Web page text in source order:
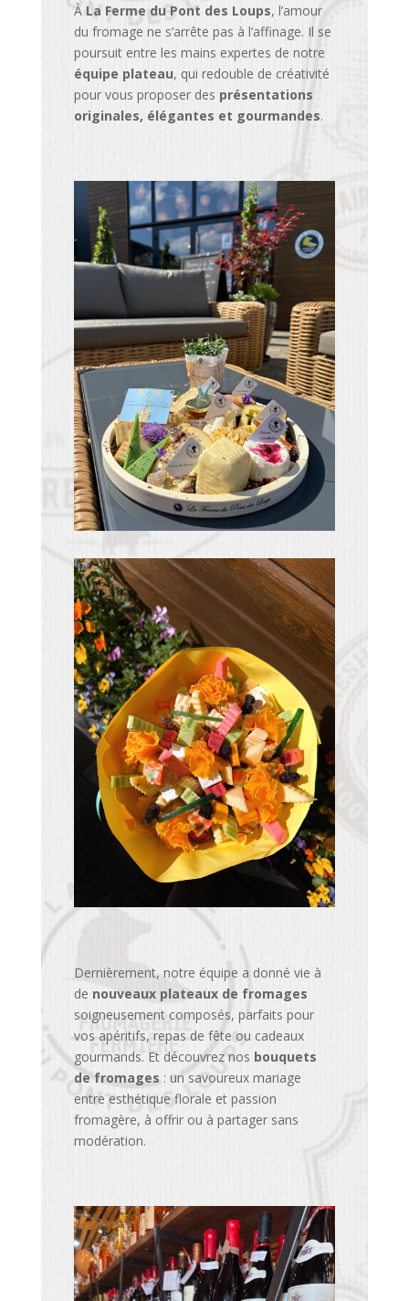
À La Ferme du Pont des Loups, l’amour
du fromage ne s’arrête pas à l’affinage. Il se
poursuit entre les mains expertes de notre
équipe plateau, qui redouble de créativité
pour vous proposer des présentations
originales, élégantes et gourmandes.
Dernièrement, notre équipe a donné vie à
de nouveaux plateaux de fromages
soigneusement composés, parfaits pour
vos apéritifs, repas de fête ou cadeaux
gourmands. Et découvrez nos bouquets
de fromages : un savoureux mariage
entre esthétique florale et passion
fromagère, à offrir ou à partager sans
modération.